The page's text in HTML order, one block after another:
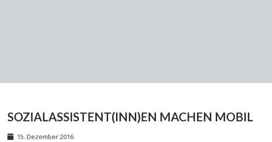
SOZIALASSISTENT(INN)EN MACHEN MOBIL
15. Dezember 2016